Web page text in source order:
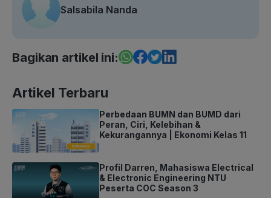
Salsabila Nanda
Bagikan artikel ini:
Artikel Terbaru
Perbedaan BUMN dan BUMD dari
Peran, Ciri, Kelebihan &
Kekurangannya | Ekonomi Kelas 11
Profil Darren, Mahasiswa Electrical
& Electronic Engineering NTU
Peserta COC Season 3